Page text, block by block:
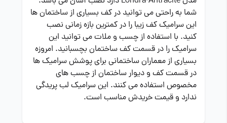
شما به راحتی می توانید در کف بسیاری از ساختمان ها
این سرامیک کف زیبا را در کمترین بازه زمانی نصب
کنید. با استفاده از چسب و ملات می توانید این
سرامیک را در قسمت کف ساختمان بچسبانید. امروزه
بسیاری از معماران ساختمانی برای پوشش سرامیک ها
در قسمت کف و دیوار ساختمان از چسب های
مخصوص استفاده می کنند. این سرامیک لب پریدگی
ندارد و قیمت خریدش مناسب است.